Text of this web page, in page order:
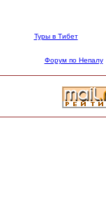
Туры в Тибет
Форум по Непалу